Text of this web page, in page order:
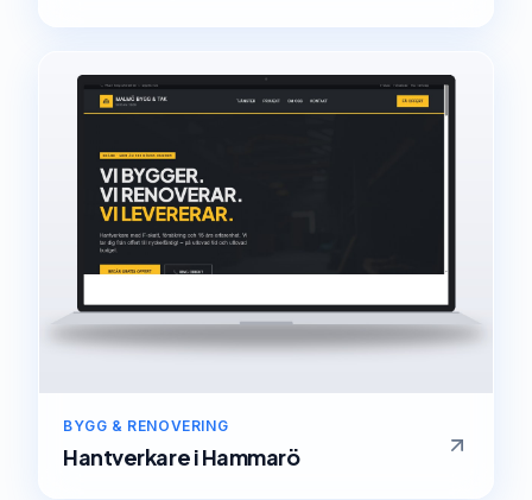
BYGG & RENOVERING
HantverkareiHammarö